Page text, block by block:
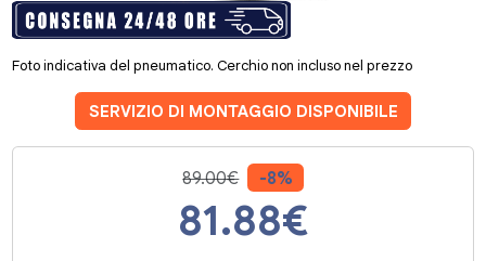
Foto indicativa del pneumatico. Cerchio non incluso nel prezzo
SERVIZIO DI MONTAGGIO DISPONIBILE
89.00€ -8%
81.88€